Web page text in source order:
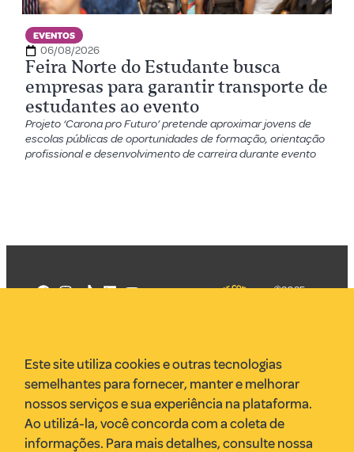
EVENTOS
06/08/2026
Feira Norte do Estudante busca
empresas para garantir transporte de
estudantes ao evento
Projeto ‘Carona pro Futuro’ pretende aproximar jovens de
escolas públicas de oportunidades de formação, orientação
profissional e desenvolvimento de carreira durante evento
VR Assessoria
Parcerias
Envie uma pauta
Anuncie
©2025
Este site utiliza cookies e outras tecnologias
semelhantes para fornecer, manter e melhorar
nossos serviços e sua experiência na plataforma.
Ao utilizá-la, você concorda com a coleta de
informações. Para mais detalhes, consulte nossa